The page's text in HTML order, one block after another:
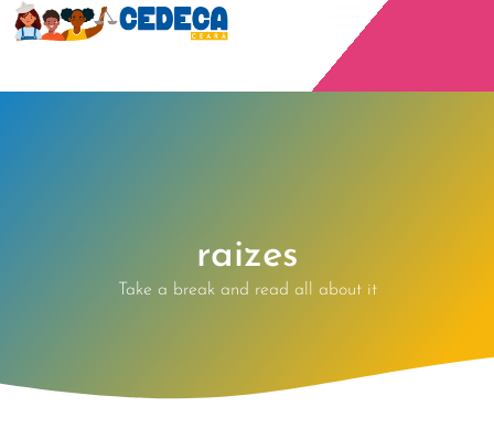
raizes
Take a break and read all about it